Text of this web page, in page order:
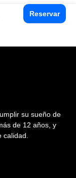
Reservar
su sueño de
de 12 años, y
calidad.